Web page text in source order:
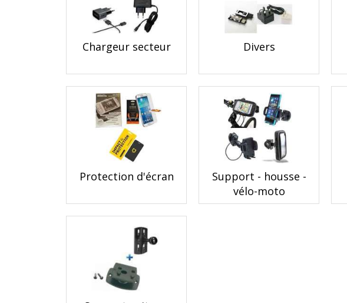
Chargeur secteur Divers
Protection d'écran
Support - housse -
vélo-moto